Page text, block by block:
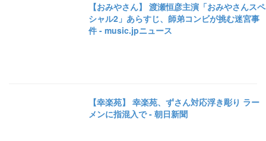
【おみやさん】 渡瀬恒彦主演「おみやさんスペ
シャル2」あらすじ、師弟コンビが挑む迷宮事
件 - music.jpニュース
【幸楽苑】 幸楽苑、ずさん対応浮き彫り ラー
メンに指混入で - 朝日新聞